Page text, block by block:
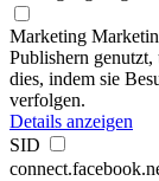
Marketing
Publishern genutzt,
dies, indem sie
verfolgen.
Details anzeigen
SID